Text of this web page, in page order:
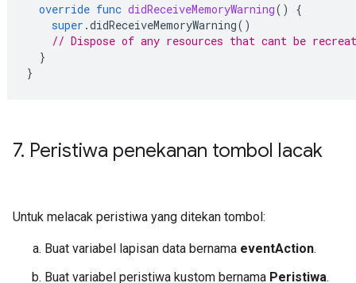
override func didReceiveMemoryWarning()
{
super .didReceiveMemoryWarning()
// Dispose of any resources that cant be
}
}
7. Peristiwa penekanan tombol lacak
Untuk melacak peristiwa yang ditekan tombol:
Buat variabel lapisan data bernama eventAction.
Buat variabel peristiwa kustom bernama Peristiwa.